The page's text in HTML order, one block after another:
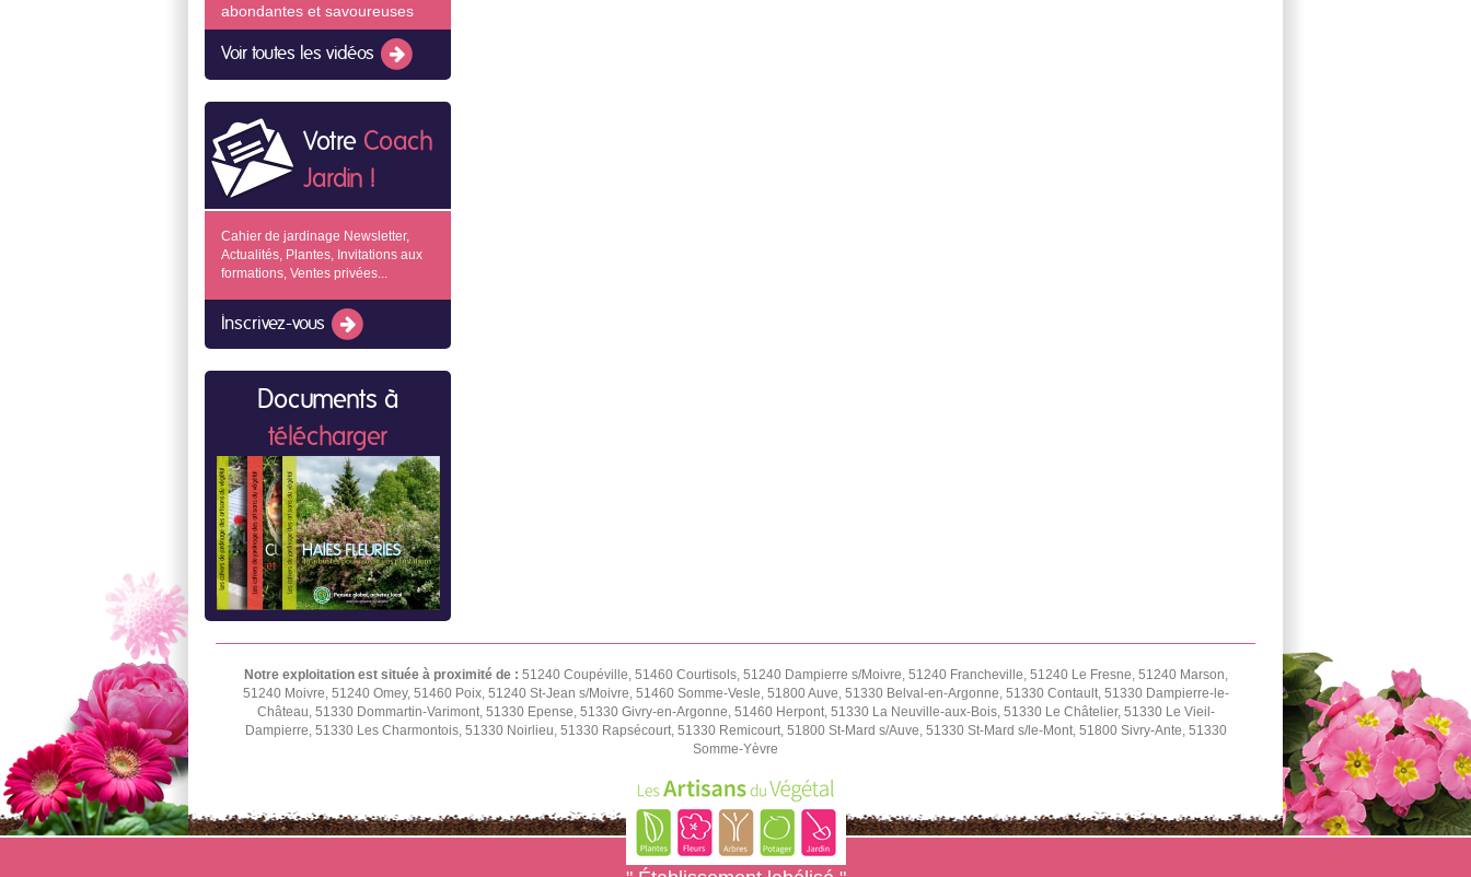
abondantes et savoureuses
Voir toutes les vidéos
Votre Coach
Jardin !
Cahier de jardinage Newsletter,
Actualités, Plantes, Invitations aux
formations, Ventes privées...
Inscrivez-vous
Documents à
télécharger
Notre exploitation est située à proximité de : 51240 Coupéville, 51460 Courtisols, 51240 Dampierre s/Moivre, 51240 Francheville, 51240 Le Fresne, 51240 Marson,
51240 Moivre, 51240 Omey, 51460 Poix, 51240 St-Jean s/Moivre, 51460 Somme-Vesle, 51800 Auve, 51330 Belval-en-Argonne, 51330 Contault, 51330 Dampierre-le-
Château, 51330 Dommartin-Varimont, 51330 Epense, 51330 Givry-en-Argonne, 51460 Herpont, 51330 La Neuville-aux-Bois, 51330 Le Châtelier, 51330 Le Vieil-
Dampierre, 51330 Les Charmontois, 51330 Noirlieu, 51330 Rapsécourt, 51330 Remicourt, 51800 St-Mard s/Auve, 51330 St-Mard s/le-Mont, 51800 Sivry-Ante, 51330
Somme-Yèvre